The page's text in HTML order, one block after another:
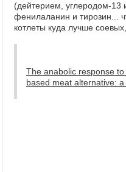
(дейтерием, углеродом-13
фенилаланин и тирозин...
котлеты куда лучше соевых,
The anabolic response
based meat alternative: